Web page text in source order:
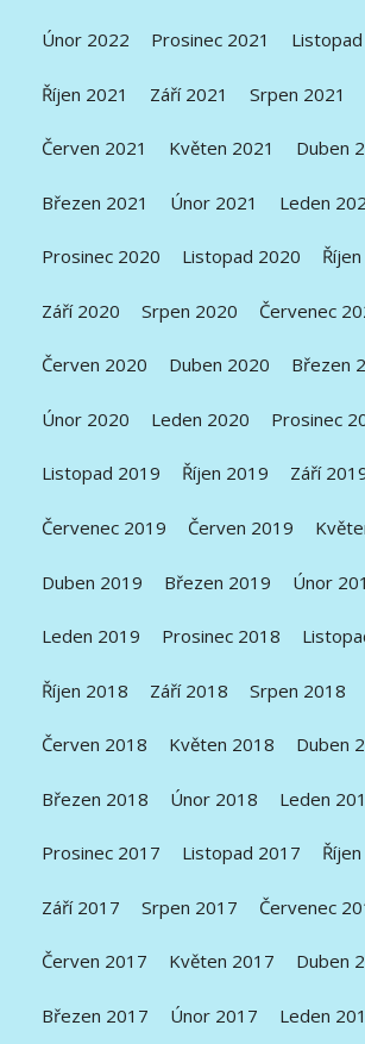
Únor 2022 Prosinec 2021
Říjen 2021 Září 2021 Srpen 2021
Červen 2021 Květen 2021 Duben
Březen 2021 Únor 2021 Leden
Prosinec 2020 Listopad 2020
Září 2020 Srpen 2020 Červenec
Červen 2020 Duben 2020 Březen
Únor 2020 Leden 2020 Prosinec
Listopad 2019 Říjen 2019 Září
Červenec 2019 Červen 2019
Duben 2019 Březen 2019 Únor
Leden 2019 Prosinec 2018
Říjen 2018 Září 2018 Srpen 2018
Červen 2018 Květen 2018 Duben
Březen 2018 Únor 2018 Leden
Prosinec 2017 Listopad 2017
Září 2017 Srpen 2017 Červenec
Červen 2017 Květen 2017 Duben
Březen 2017 Únor 2017 Leden